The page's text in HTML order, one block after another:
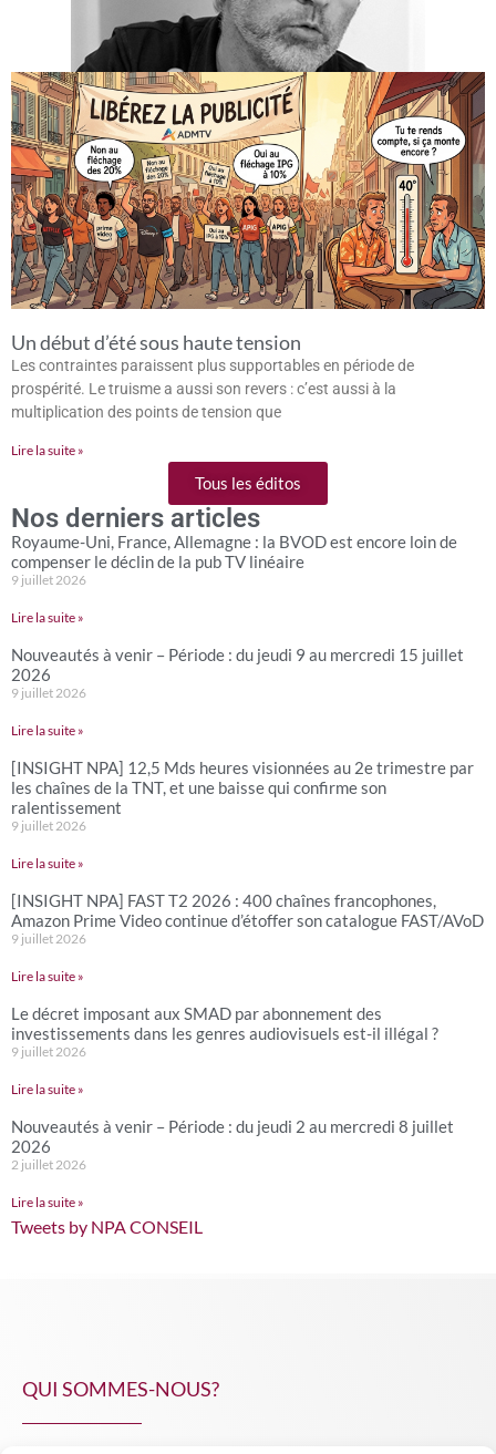
Un début d’été sous haute tension
Les contraintes paraissent plus supportables en période de
prospérité. Le truisme a aussi son revers : c’est aussi à la
multiplication des points de tension que
Lire la suite »
Tous les éditos
Nos derniers articles
Royaume-Uni, France, Allemagne : la BVOD est encore loin de
compenser le déclin de la pub TV linéaire
9 juillet 2026
Lire la suite »
Nouveautés à venir – Période : du jeudi 9 au mercredi 15 juillet
2026
9 juillet 2026
Lire la suite »
[INSIGHT NPA] 12,5 Mds heures visionnées au 2e trimestre par
les chaînes de la TNT, et une baisse qui confirme son
ralentissement
9 juillet 2026
Lire la suite »
[INSIGHT NPA] FAST T2 2026 : 400 chaînes francophones,
Amazon Prime Video continue d’étoffer son catalogue FAST/AVoD
9 juillet 2026
Lire la suite »
Le décret imposant aux SMAD par abonnement des
investissements dans les genres audiovisuels est-il illégal ?
9 juillet 2026
Lire la suite »
Nouveautés à venir – Période : du jeudi 2 au mercredi 8 juillet
2026
2 juillet 2026
Lire la suite »
Tweets by NPA CONSEIL
QUI SOMMES-NOUS?